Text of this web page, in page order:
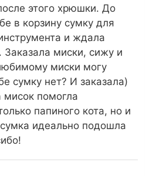
этого хрюшки. До
в корзину сумку для
и ждала
миски, сижу и
миски могу
сумку нет? И заказала)
мисок помогла
папиного кота, но и
идеально подошла